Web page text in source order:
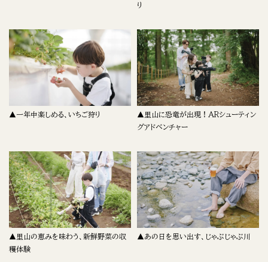
り
▲一年中楽しめる、いちご狩り
▲里山に恐竜が出現！ARシューティン
グアドベンチャー
▲里山の恵みを味わう、新鮮野菜の収
穫体験
▲あの日を思い出す、じゃぶじゃぶ川